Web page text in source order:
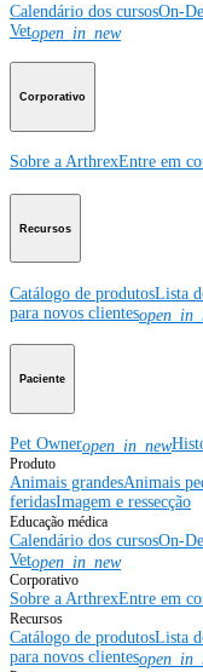
Calendário dos cursosOn-
Vetopen_in_new
Corporativo
Sobre a ArthrexEntre em
Recursos
Catálogo de produtosLista
para novos clientes
Paciente
Pet Owneropen_in_new
Produto
Animais grandesAnimais
feridasImagem e ressecção
Educação médica
Calendário dos cursosOn-
Vetopen_in_new
Corporativo
Sobre a ArthrexEntre em
Recursos
Catálogo de produtosLista
para novos clientes